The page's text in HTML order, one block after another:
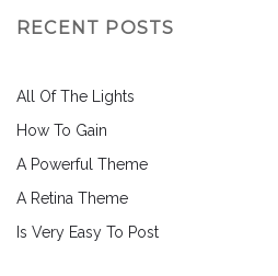
RECENT POSTS
All Of The Lights
How To Gain
A Powerful Theme
A Retina Theme
Is Very Easy To Post